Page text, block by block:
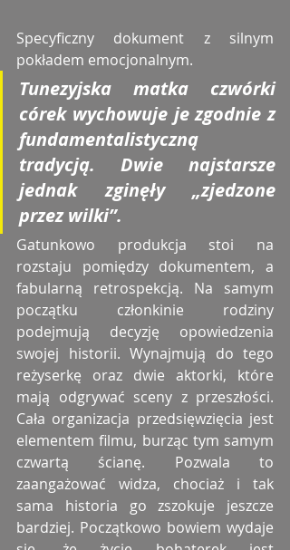
Specyficzny dokument z silnym
pokładem emocjonalnym.
Tunezyjska matka czwórki
córek wychowuje je zgodnie z
fundamentalistyczną
tradycją. Dwie najstarsze
jednak zginęły „zjedzone
przez wilki”.
Gatunkowo produkcja stoi na
rozstaju pomiędzy dokumentem, a
fabularną retrospekcją. Na samym
początku członkinie rodziny
podejmują decyzję opowiedzenia
swojej historii. Wynajmują do tego
reżyserkę oraz dwie aktorki, które
mają odgrywać sceny z przeszłości.
Cała organizacja przedsięwzięcia jest
elementem filmu, burząc tym samym
czwartą ścianę. Pozwala to
zaangażować widza, chociaż i tak
sama historia go zszokuje jeszcze
bardziej. Początkowo bowiem wydaje